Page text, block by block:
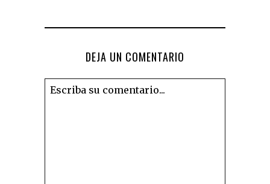
DEJA UN COMENTARIO